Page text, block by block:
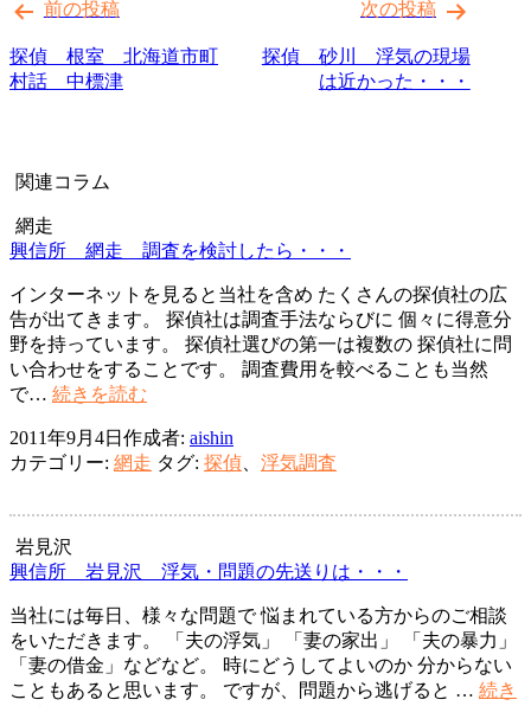
稿
ナ
ビ
ー
ョ
ン
前の投稿
探偵 根室 北海道市町
村話 中標津
次の投稿
探偵 砂川 浮気の現場
は近かった・・・
関連コラム
網走
興信所 網走 調査を検討したら・・・
インターネットを見ると当社を含め たくさんの探偵社の広
告が出てきます。 探偵社は調査手法ならびに 個々に得意分
野を持っています。 探偵社選びの第一は複数の 探偵社に問
い合わせをすることです。 調査費用を較べることも当然
で… 続きを読む
所
網
調
を
討
し
た
ら・・・
2011年9月4日 作成者: aishin
カテゴリー: 網走 タグ: 探偵、 浮気調査
岩見沢
興信所 岩見沢 浮気・問題の先送りは・・・
当社には毎日、様々な問題で 悩まれている方からのご相談
をいただきます。 「夫の浮気」 「妻の家出」 「夫の暴力」
「妻の借金」などなど。 時にどうしてよいのか 分からない
こともあると思います。 ですが、問題から逃げると … 続き